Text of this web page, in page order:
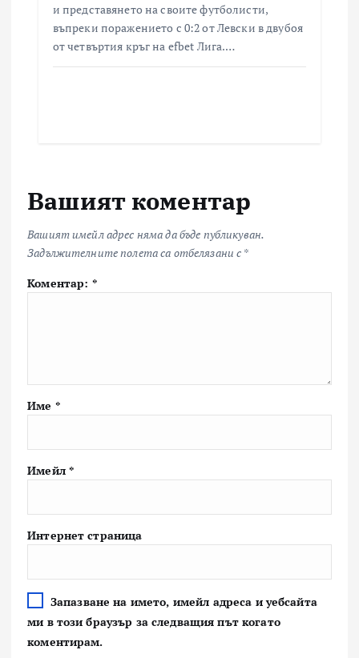
и представянето на своите футболисти,
въпреки поражението с 0:2 от Левски в двубоя
от четвъртия кръг на efbet Лига.…
Вашият коментар
Вашият имейл адрес няма да бъде публикуван.
Задължителните полета са отбелязани с *
Коментар: *
Име *
Имейл *
Интернет страница
Запазване на името, имейл адреса и уебсайта
ми в този браузър за следващия път когато
коментирам.